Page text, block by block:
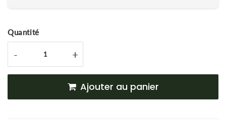
Quantité
- +
Ajouter au panier